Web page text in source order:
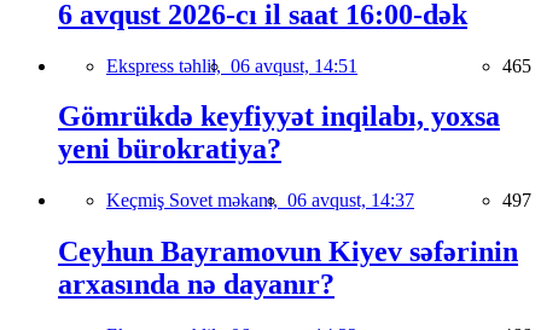
6 avqust 2026-cı il saat 16:00-dək
Ekspress təhlil, 06 avqust, 14:51 465
Gömrükdə keyfiyyət inqilabı, yoxsa
yeni bürokratiya?
Keçmiş Sovet məkanı, 06 avqust, 14:37 497
Ceyhun Bayramovun Kiyev səfərinin
arxasında nə dayanır?